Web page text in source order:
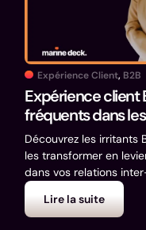
Expérience Client, B2B
Expérience client
fréquents dans
Découvrez les irritants
les transformer en
dans vos relations
Lire la suite